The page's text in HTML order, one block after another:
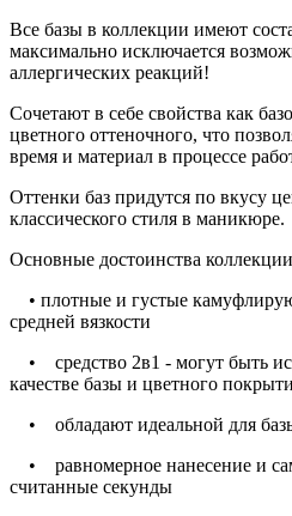
Все базы в коллекции имеют
максимально исключается
аллергических реакций!
Сочетают в себе свойства как
цветного оттеночного, что
время и материал в процессе
Оттенки баз придутся по вкусу
классического стиля в маникюре.
Основные достоинства
• плотные и густые
средней вязкости
• средство 2в1 - могут быть
качестве базы и цветного
• обладают идеальной для
• равномерное нанесение и
считанные секунды